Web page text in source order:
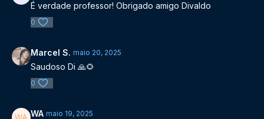
É verdade professor! Obrigado amigo Divaldo
0
Marcel S. maio 20, 2025
Saudoso Di 🙏🌻
0
WA maio 19, 2025